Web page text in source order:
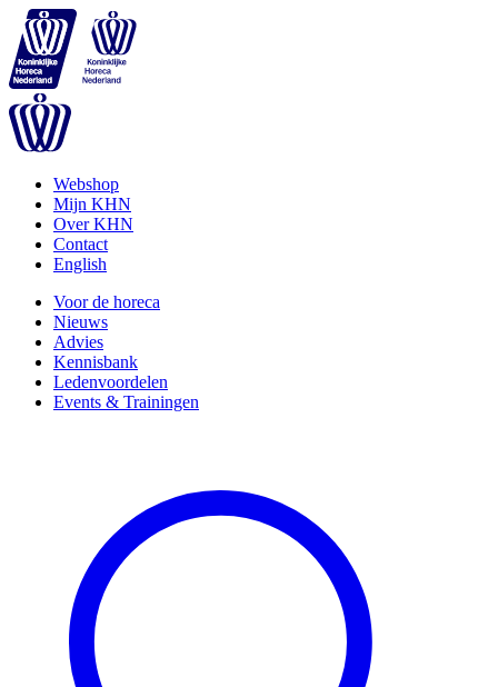
Webshop
Mijn KHN
Over KHN
Contact
English
Voor de horeca
Nieuws
Advies
Kennisbank
Ledenvoordelen
Events & Trainingen